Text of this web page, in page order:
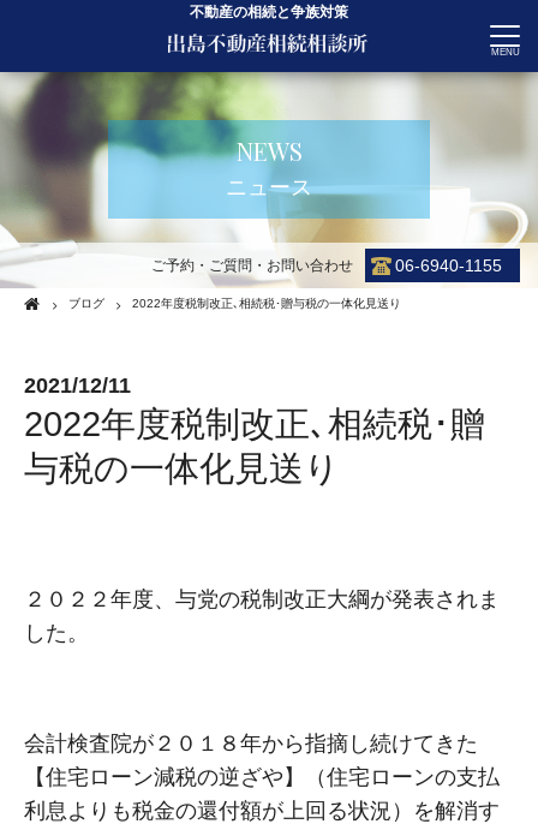
不動産の相続と争族対策
CONTACT
NEWS
ニュース
ご予約・ご質問・お問い合わせ 06-6940-1155
ブログ 2022年度税制改正､相続税･贈与税の一体化見送り
2021/12/11
2022年度税制改正､相続税･贈
与税の一体化見送り
２０２２年度、与党の税制改正大綱が発表されま
した。
会計検査院が２０１８年から指摘し続けてきた
【住宅ローン減税の逆ざや】（住宅ローンの支払
利息よりも税金の還付額が上回る状況）を解消す